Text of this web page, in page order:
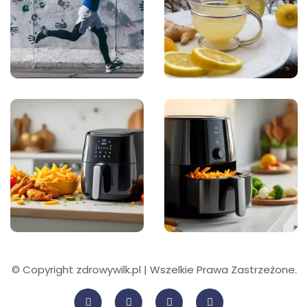
© Copyright zdrowywilk.pl | Wszelkie Prawa Zastrzeżone.